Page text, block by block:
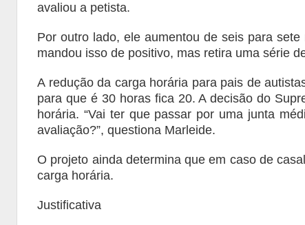
avaliou a petista.
Por outro lado, ele aumentou de seis para
mandou isso de positivo, mas retira uma série
A redução da carga horária para pais de
para que é 30 horas fica 20. A decisão do
horária. “Vai ter que passar por uma junta
avaliação?”, questiona Marleide.
O projeto ainda determina que em caso de
carga horária.
Justificativa